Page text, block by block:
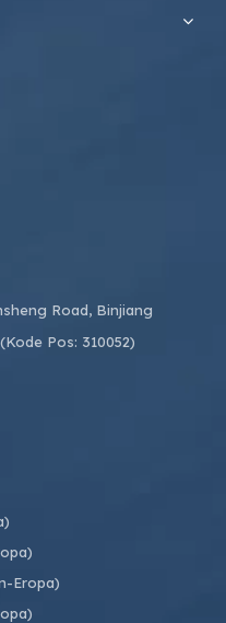
Road, Binjiang
Pos: 310052)
Eropa)